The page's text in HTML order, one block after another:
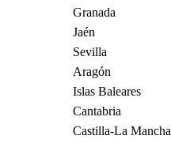
Granada
Jaén
Sevilla
Aragón
Islas Baleares
Cantabria
Castilla-La Mancha